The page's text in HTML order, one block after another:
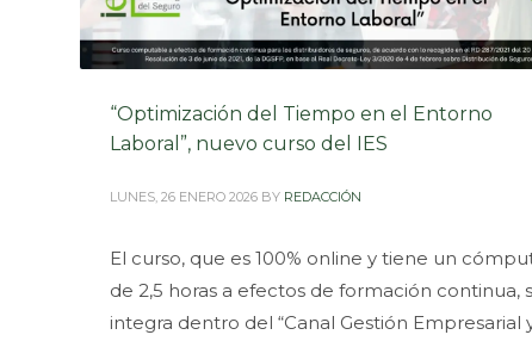
“Optimización del Tiempo en el Entorno
Laboral”, nuevo curso del IES
LUNES, 26 ENERO 2026 BY REDACCIÓN
El curso, que es 100% online y tiene un
de 2,5 horas a efectos de formación continua,
integra dentro del “Canal Gestión Empresarial